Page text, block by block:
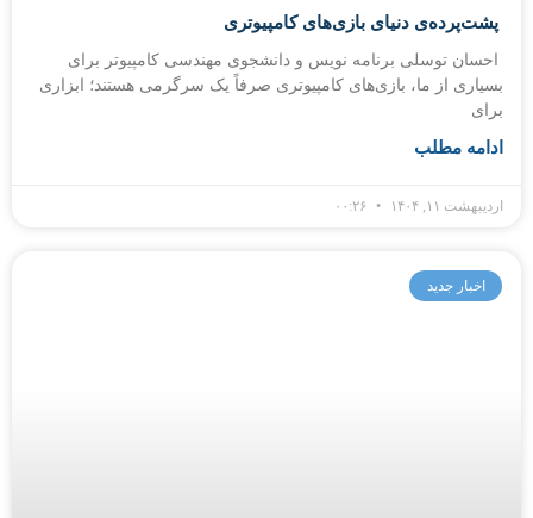
پشت‌پرده‌ی دنیای بازی‌های کامپیوتری
احسان توسلی برنامه نویس و دانشجوی مهندسی کامپیوتر برای
بسیاری از ما، بازی‌های کامپیوتری صرفاً یک سرگرمی هستند؛ ابزاری
برای
ادامه مطلب
اردیبهشت ۱۱, ۱۴۰۴
اخبار جدید